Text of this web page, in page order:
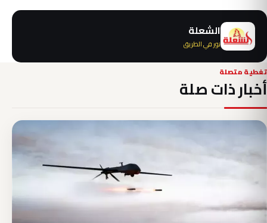
الشعلة
نور في الطريق
تغطية متصلة
أخبار ذات صلة